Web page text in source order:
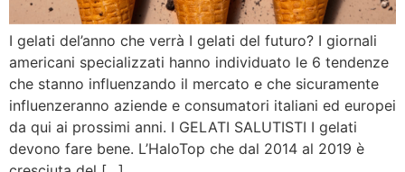
I gelati del’anno che verrà I gelati del futuro? I giornali
americani specializzati hanno individuato le 6 tendenze
che stanno influenzando il mercato e che sicuramente
influenzeranno aziende e consumatori italiani ed europei
da qui ai prossimi anni. I GELATI SALUTISTI I gelati
devono fare bene. L’HaloTop che dal 2014 al 2019 è